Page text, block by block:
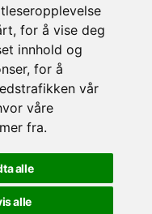
for å vise deg
innhold og
for å
vår
våre
fra.
alle
alle
skifer, naturstein,